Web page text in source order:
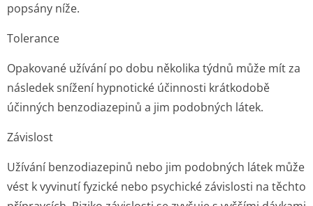
popsány níže.
Tolerance
Opakované užívání po dobu několika týdnů může mít za
následek snížení hypnotické účinnosti krátkodobě
účinných benzodiazepinů a jim podobných látek.
Závislost
Užívání benzodiazepinů nebo jim podobných látek může
vést k vyvinutí fyzické nebo psychické závislosti na těchto